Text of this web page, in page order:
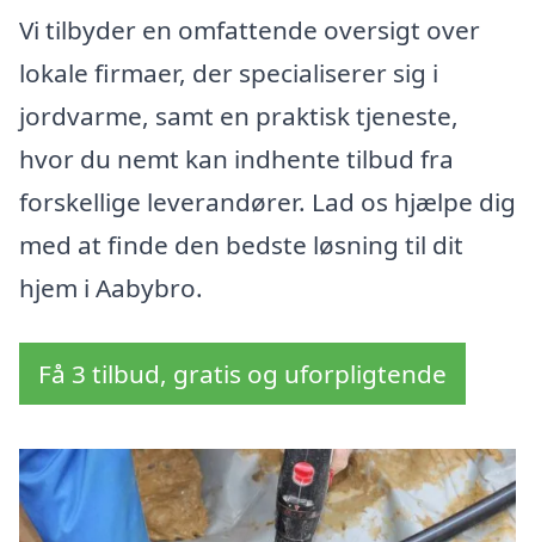
Vi tilbyder en omfattende oversigt over
lokale firmaer, der specialiserer sig i
jordvarme, samt en praktisk tjeneste,
hvor du nemt kan indhente tilbud fra
forskellige leverandører. Lad os hjælpe dig
med at finde den bedste løsning til dit
hjem i Aabybro.
Få 3 tilbud, gratis og uforpligtende